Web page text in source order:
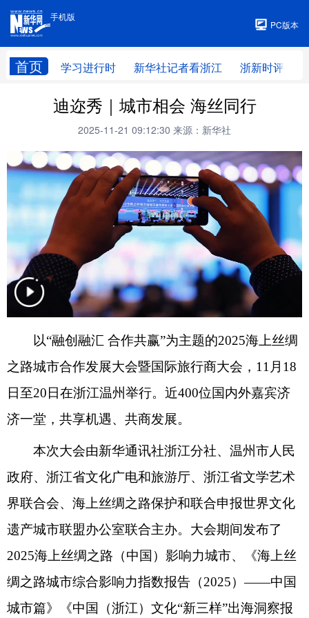
手机版
PC版本
首页 学习进行时 新华社记者看浙江 浙新时评
手机版
迪迩秀｜城市相会 海丝同行
2025-11-21 09:12:30 来源：新华社
以“融创融汇 合作共赢”为主题的2025海上丝绸
之路城市合作发展大会暨国际旅行商大会，11月18
日至20日在浙江温州举行。近400位国内外嘉宾济
济一堂，共享机遇、共商发展。
本次大会由新华通讯社浙江分社、温州市人民
政府、浙江省文化广电和旅游厅、浙江省文学艺术
界联合会、海上丝绸之路保护和联合申报世界文化
遗产城市联盟办公室联合主办。大会期间发布了
2025海上丝绸之路（中国）影响力城市、《海上丝
绸之路城市综合影响力指数报告（2025）——中国
城市篇》《中国（浙江）文化“新三样”出海洞察报